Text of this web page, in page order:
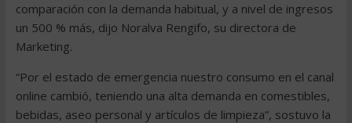
comparación con la demanda habitual, y a nivel de ingresos
un 500 % más, dijo Noralva Rengifo, su directora de
Marketing.
“Por el estado de emergencia nuestro consumo en el canal
online cambió, teniendo una alta demanda en comestibles,
bebidas, aseo personal y artículos de limpieza”, sostuvo la